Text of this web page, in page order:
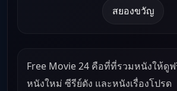
สยองขวัญ
Free Movie 24 คือที่ที่รวมหนังให้ดูฟ
หนังใหม่ ซีรีย์ดัง และหนังเรื่องโปรด